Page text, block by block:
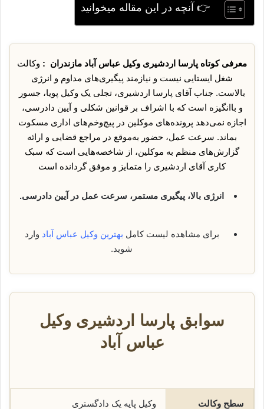
👉 آنچه در این مقاله میخوانید
معرفی کوتاه پارسا اردشیری وکیل عباس آباد مازندران : وکالت
شغل ایستایی نیست و نیازمند پیگیری‌های مداوم و انرژی
بالاست. جناب آقای پارسا اردشیری، تجلی یک وکیل پویا، جسور
و باانگیزه است که با اشراف بر قوانین شکلی و آیین دادرسی،
اجازه نمی‌دهد پرونده‌های موکلین در پیچ‌وخم‌های اداری مسکوت
بماند. سرعت عمل، حضور به‌موقع در مراجع قضایی و ارائه
گزارش‌های منظم به موکلین، از شاخصه‌هایی است که سبک
کاری آقای اردشیری را متمایز و موفق گردانده است
انرژی بالا، پیگیری مستمر، سرعت عمل در آیین دادرسی.
برای مشاهده لیست کامل بهترین وکیل عباس آباد وارد
شوید.
سوابق پارسا اردشیری وکیل
عباس آباد
سطح وکالت وکیل پایه یک دادگستری